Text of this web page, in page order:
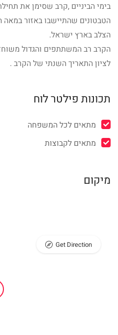
בימי הביניים ,קרב שסימן את
הצלב בארץ ישראל.
הקרב רב המשתתפים והגדול
לציון התאריך השנתי של הקרב .
תכונות פילטר לוח
מתאים לכל המשפחה
מתאים לקבוצות
מיקום
Get Direction